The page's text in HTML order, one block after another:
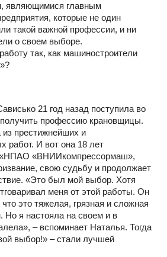
являющимися главным
которые не один
такой важной профессии, и ни
о своем выборе.
так, как машиностроители
21 год назад поступила во
профессию крановщицы.
из престижнейших и
работ. И вот она 18 лет
«ВНИИкомпрессормаш»,
свою судьбу и продолжает
«Это был мой выбор. Хотя
меня от этой работы. Он
это тяжелая, грязная и сложная
Но я настояла на своем и в
– вспоминает Наталья. Тогда
выбор!» – стали лучшей